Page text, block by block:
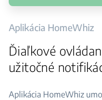
Aplikácia HomeWhiz
Ďiaľkové
užitočné
Aplikácia HomeWhiz